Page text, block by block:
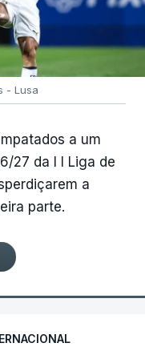
- Lusa
a um
27 da I I Liga de
a
parte.